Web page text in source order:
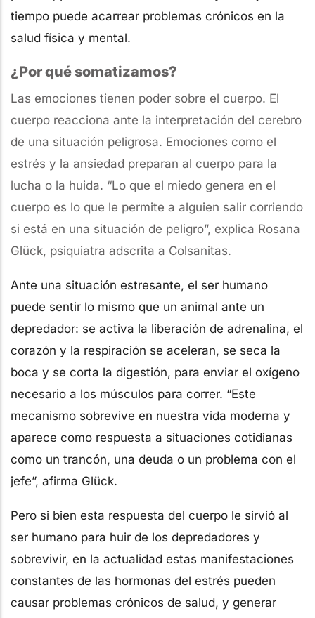
tiempo puede acarrear problemas crónicos en la
salud física y mental.
¿Por qué somatizamos?
Las emociones tienen poder sobre el cuerpo. El
cuerpo reacciona ante la interpretación del cerebro
de una situación peligrosa. Emociones como el
estrés y la ansiedad preparan al cuerpo para la
lucha o la huida. “Lo que el miedo genera en el
cuerpo es lo que le permite a alguien salir corriendo
si está en una situación de peligro”, explica Rosana
Glück, psiquiatra adscrita a Colsanitas.
Ante una situación estresante, el ser humano
puede sentir lo mismo que un animal ante un
depredador: se activa la liberación de adrenalina, el
corazón y la respiración se aceleran, se seca la
boca y se corta la digestión, para enviar el oxígeno
necesario a los músculos para correr. “Este
mecanismo sobrevive en nuestra vida moderna y
aparece como respuesta a situaciones cotidianas
como un trancón, una deuda o un problema con el
jefe”, afirma Glück.
Pero si bien esta respuesta del cuerpo le sirvió al
ser humano para huir de los depredadores y
sobrevivir, en la actualidad estas manifestaciones
constantes de las hormonas del estrés pueden
causar problemas crónicos de salud, y generar